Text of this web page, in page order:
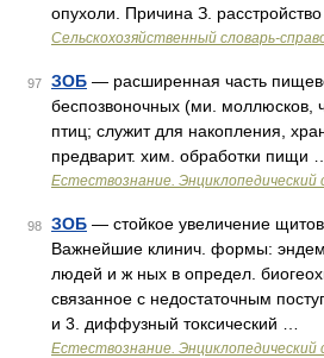
опухоли. Причина З.
Сельскохозяйственный словарь-
97 ЗОБ — расширенная часть
беспозвоночных (ми. моллюсков,
птиц; служит для накопления,
предварит. хим. обработки пищи …
Естествознание. Энциклопедический
98 ЗОБ — стойкое увеличение
Важнейшие клинич. формы:
людей и ж ных в определ.
связанное с недостаточным
и 3. диффузный токсический …
Естествознание. Энциклопедический